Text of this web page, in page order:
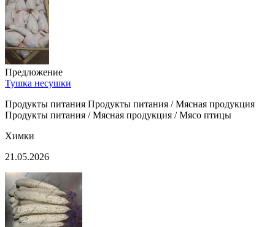
Предложение
Тушка несушки
Продукты питания Продукты питания / Мясная продукция
Продукты питания / Мясная продукция / Мясо птицы
Химки
21.05.2026